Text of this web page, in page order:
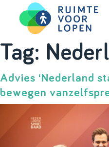
Skip
to
content
Tag:
Advies ‘Nederland
bewegen